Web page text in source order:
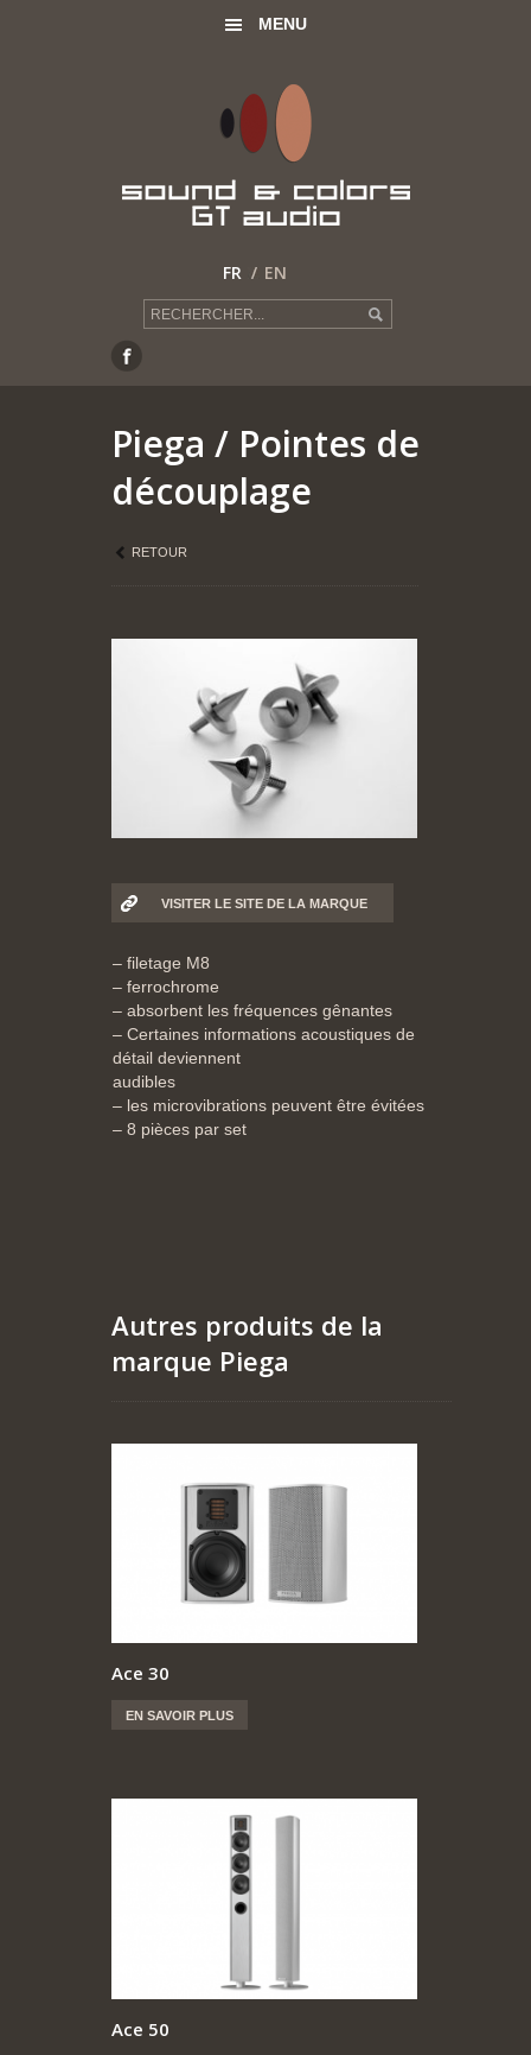
FR EN
MENU
Piega / Pointes de
découplage
RETOUR
VISITER LE SITE DE LA MARQUE
– filetage M8
– ferrochrome
– absorbent les fréquences gênantes
– Certaines informations acoustiques de
détail deviennent
audibles
– les microvibrations peuvent être évitées
– 8 pièces par set
Autres produits de la
marque Piega
Ace 30
EN SAVOIR PLUS
Ace 50